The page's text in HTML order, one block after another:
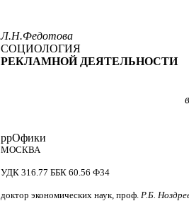
Л.Н.Федотова
СОЦИОЛОГИЯ
РЕКЛАМНОЙ ДЕЯТЕЛЬНОСТИ
ррОфики
МОСКВА
УДК 316.77 ББК 60.56 Ф34
доктор экономических наук, проф. Р.Б.